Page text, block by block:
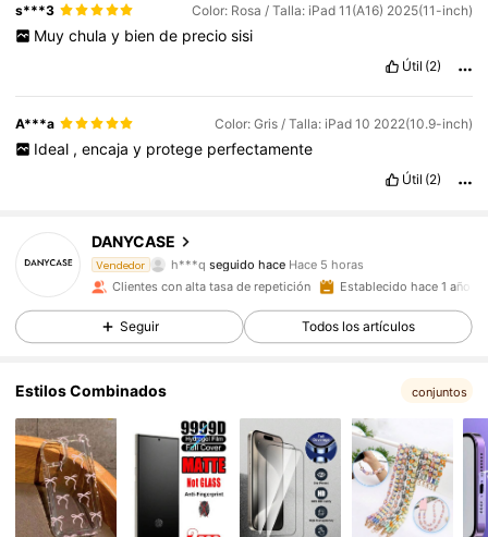
s***3 Color: Rosa / Talla: iPad 11(A16) 2025(11-inch)
Muy chula y bien de precio sisi
Útil (2)
A***a Color: Gris / Talla: iPad 10 2022(10.9-inch)
Ideal , encaja y protege perfectamente
Útil (2)
DANYCASE
Vendedor h***q seguido hace Hace 5 horas
h***4 está navegando
4,88
12K Seguidores
4,88 12K Seguidores
12K Seguidores
Clientes con alta tasa de repetición Establecido hace 1 año
Seguir Todos los artículos
Estilos Combinados conjuntos